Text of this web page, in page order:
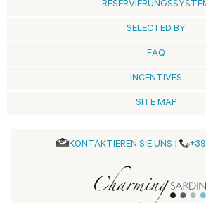
SELECTED BY
FAQ
INCENTIVES
SITE MAP
KONTAKTIEREN SIE UNS